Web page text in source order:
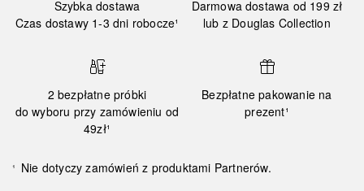
Szybka dostawa
Czas dostawy 1-3 dni robocze¹
Darmowa dostawa od 199 zł
lub z Douglas Collection
2 bezpłatne próbki
do wyboru przy zamówieniu od
49zł¹
Bezpłatne pakowanie na
prezent¹
¹ Nie dotyczy zamówień z produktami Partnerów.